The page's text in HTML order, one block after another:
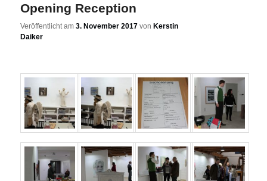
Opening Reception
Veröffentlicht am3. November 2017 von Kerstin
Daiker